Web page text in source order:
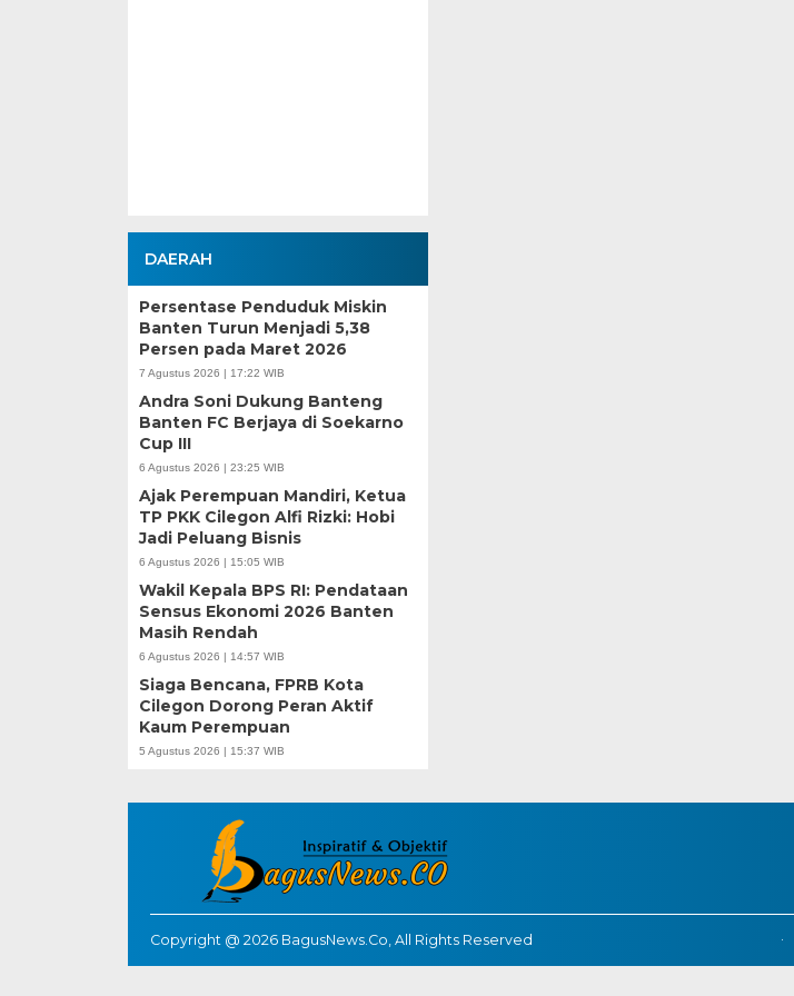
DAERAH
Persentase Penduduk Miskin
Banten Turun Menjadi 5,38
Persen pada Maret 2026
7 Agustus 2026 | 17:22 WIB
Andra Soni Dukung Banteng
Banten FC Berjaya di Soekarno
Cup III
6 Agustus 2026 | 23:25 WIB
Ajak Perempuan Mandiri, Ketua
TP PKK Cilegon Alfi Rizki: Hobi
Jadi Peluang Bisnis
6 Agustus 2026 | 15:05 WIB
Wakil Kepala BPS RI: Pendataan
Sensus Ekonomi 2026 Banten
Masih Rendah
6 Agustus 2026 | 14:57 WIB
Siaga Bencana, FPRB Kota
Cilegon Dorong Peran Aktif
Kaum Perempuan
5 Agustus 2026 | 15:37 WIB
Copyright @ 2026 BagusNews.Co, All Rights Reserved